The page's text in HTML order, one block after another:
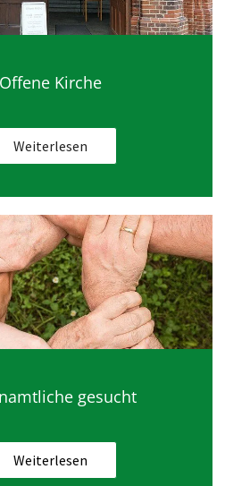
Offene Kirche
Weiterlesen
gesucht
Weiterlesen